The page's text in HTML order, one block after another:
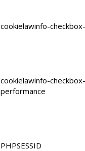
cookielawinfo-
cookielawinfo-checkbox-
performance
PHPSESSID